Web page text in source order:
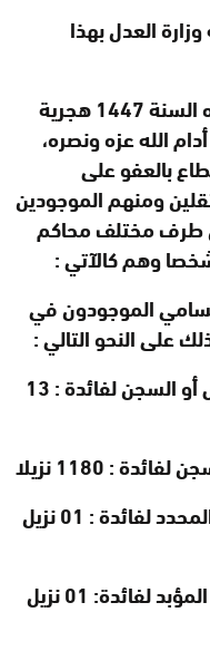
العدل بهذا
بمناسبة عيد الأضحى المبارك لهذه السنة 1447 هجرية
أدام الله عزه ونصره،
بالعفو على
ومنهم الموجودين
طرف مختلف محاكم
:
الموجودون في
:
العفو مما تبقى من عقوبة الحبس أو السجن لفائدة : 13
: 1180 نزيلا
تحويل السجن المؤبد إلى السجن المحدد لفائدة : 01 نزيل
تحويل عقوبة الإعدام إلى السجن المؤبد لفائدة: 01 نزيل